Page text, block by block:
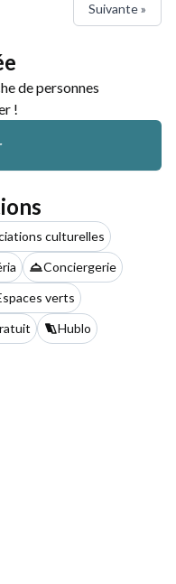
Suivante »
de personnes
!
culturelles
Conciergerie
verts
Hublo